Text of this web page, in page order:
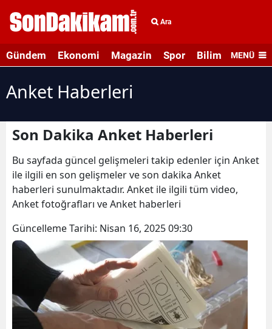
Ara
Gündem Ekonomi Magazin Spor Bilim veMENÜ
Anket Haberleri
Son Dakika Anket Haberleri
Bu sayfada güncel gelişmeleri takip edenler için Anket
ile ilgili en son gelişmeler ve son dakika Anket
haberleri sunulmaktadır. Anket ile ilgili tüm video,
Anket fotoğrafları ve Anket haberleri
Güncelleme Tarihi: Nisan 16, 2025 09:30